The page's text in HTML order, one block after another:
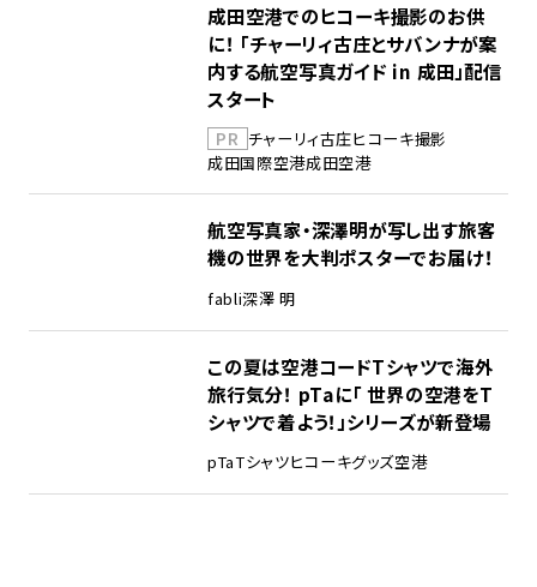
成田空港でのヒコーキ撮影のお供
に！ 「チャーリィ古庄とサバンナが案
内する航空写真ガイド in 成田」配信
スタート
PR チャーリィ古庄ヒコーキ撮影
成田国際空港成田空港
航空写真家・深澤明が写し出す旅客
機の世界を大判ポスターでお届け！
fabli深澤 明
この夏は空港コードTシャツで海外
旅行気分！ pTaに「 世界の空港をT
シャツで着よう！」シリーズが新登場
pTaTシャツヒコーキグッズ空港